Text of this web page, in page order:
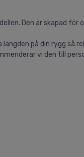
Den är skapad för
på din rygg så
vi den till